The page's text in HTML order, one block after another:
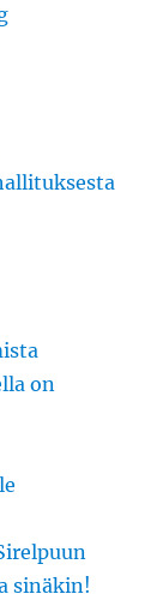
on
sinäkin!